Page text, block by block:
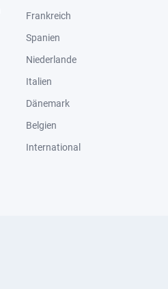
Frankreich
Spanien
Niederlande
Italien
Dänemark
Belgien
International